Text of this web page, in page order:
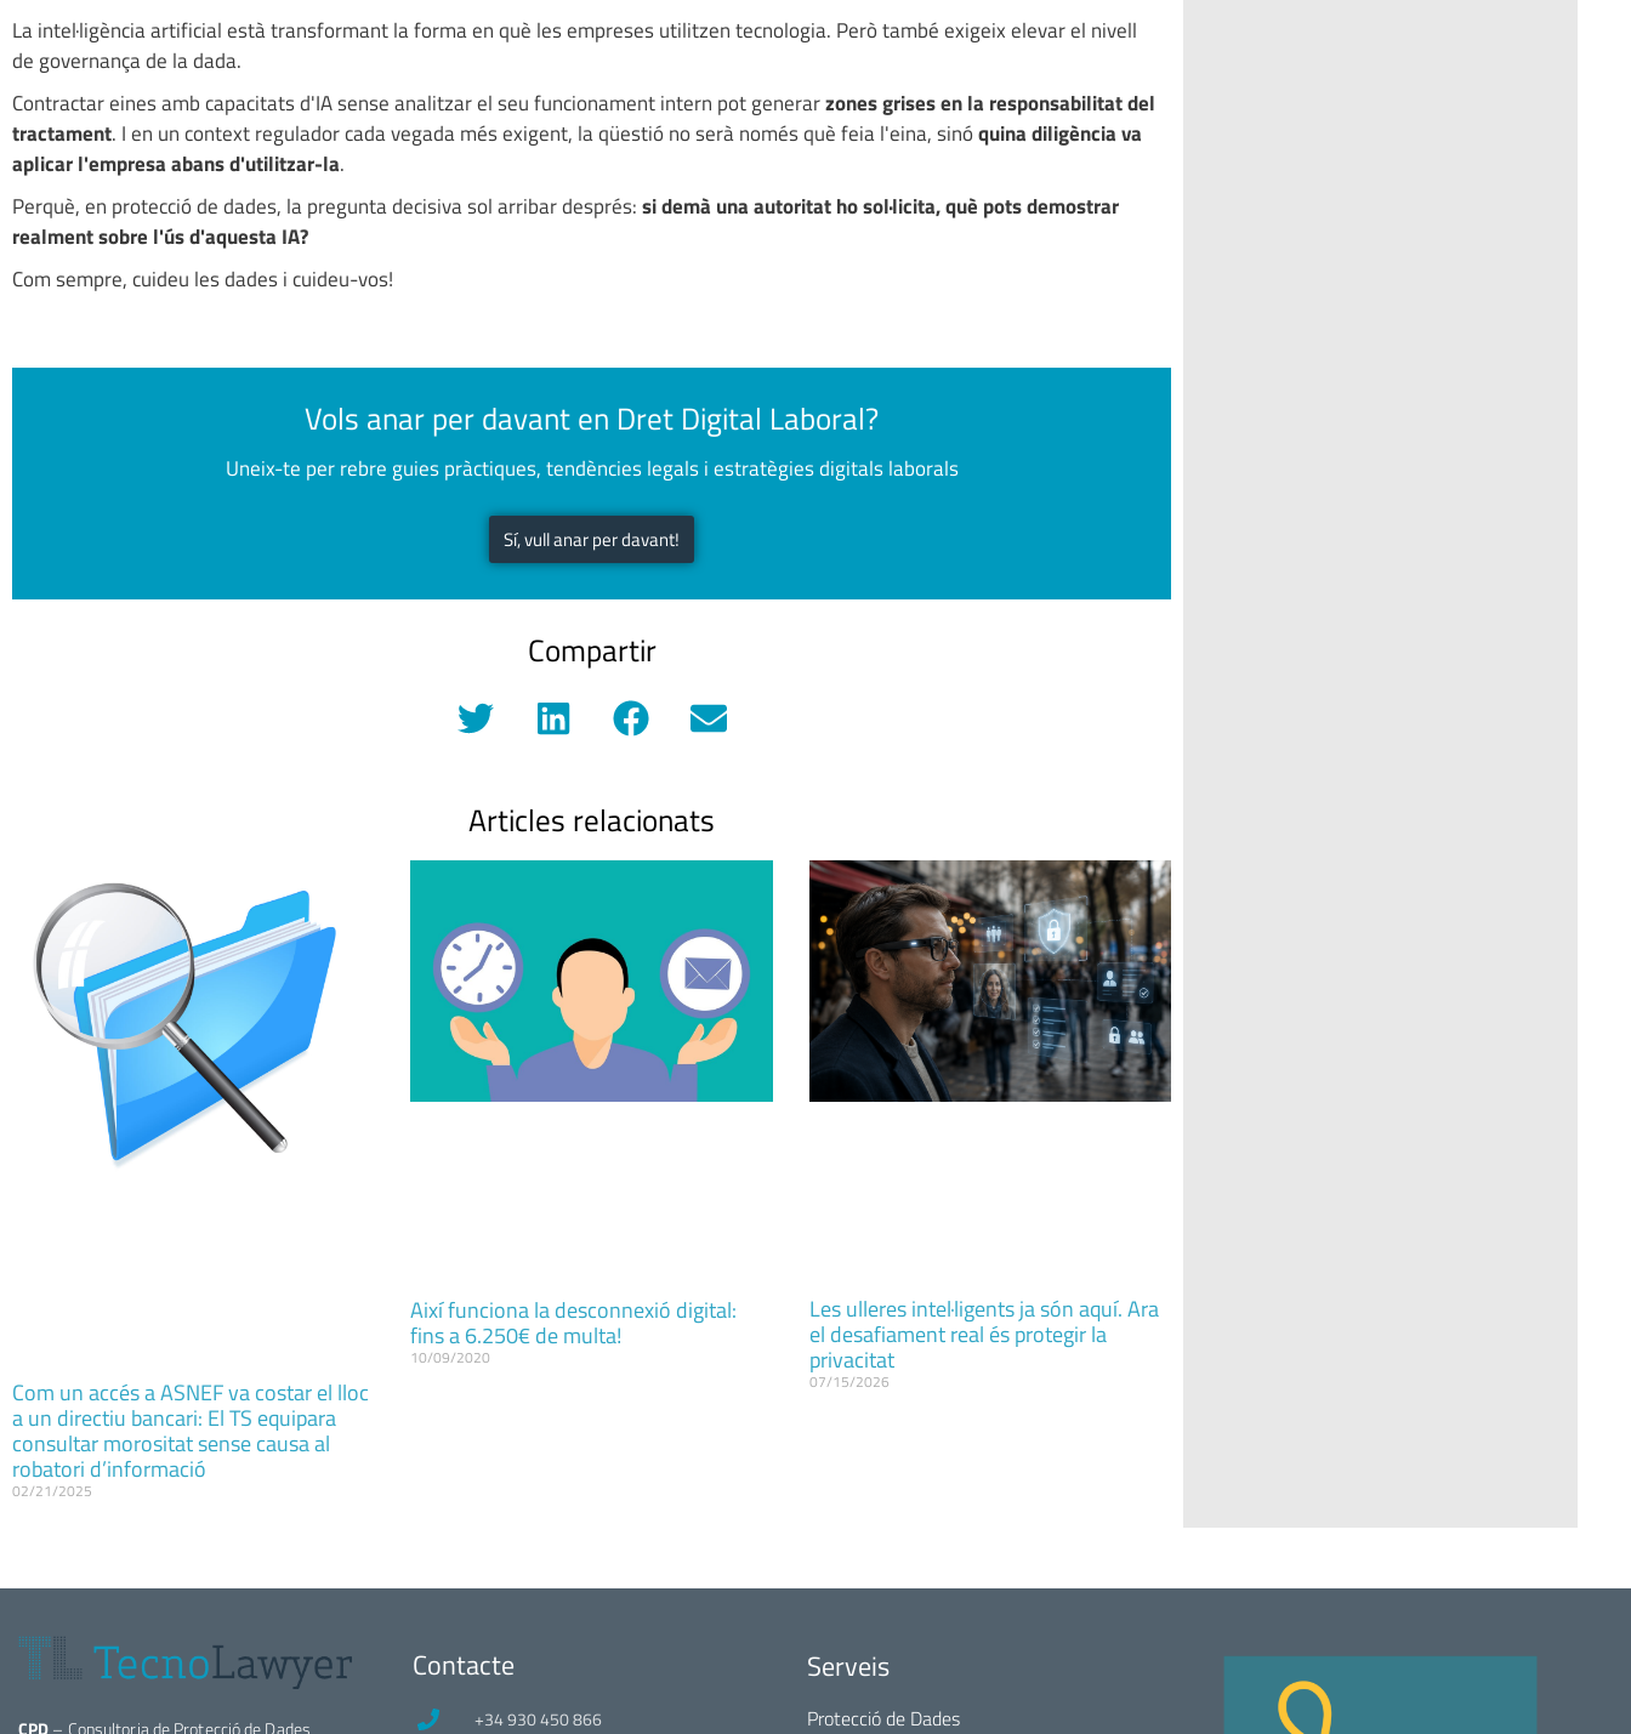
La intel·ligència artificial està transformant la forma en què les empreses utilitzen tecnologia. Però també exigeix elevar el nivell
de governança de la dada.
Contractar eines amb capacitats d'IA sense analitzar el seu funcionament intern pot generarzones grises en la responsabilitat del
tractament. I en un context regulador cada vegada més exigent, la qüestió no serà només què feia l'eina, sinóquina diligència va
aplicar l'empresa abans d'utilitzar-la.
Perquè, en protecció de dades, la pregunta decisiva sol arribar després:si demà una autoritat ho sol·licita, què pots demostrar
realment sobre l'ús d'aquesta IA?
Com sempre, cuideu les dades i cuideu-vos!
Vols anar per davant en Dret Digital Laboral?
Uneix-te per rebre guies pràctiques, tendències legals i estratègies digitals laborals
Sí, vull anar per davant!
Compartir
Articles relacionats
Com un accés a ASNEF va costar el lloc
a un directiu bancari: El TS equipara
consultar morositat sense causa al
robatori d’informació
02/21/2025
Així funciona la desconnexió digital:
fins a 6.250€ de multa!
10/09/2020
Les ulleres intel·ligents ja són aquí. Ara
el desafiament real és protegir la
privacitat
07/15/2026
CPD– Consultoria de Protecció de Dades
Contacte
+34 930 450 866
Serveis
Protecció de Dades